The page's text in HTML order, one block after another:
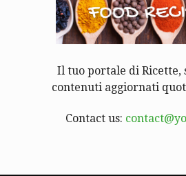
Il tuo portale di Ricette,
contenuti aggiornati
Contact us: